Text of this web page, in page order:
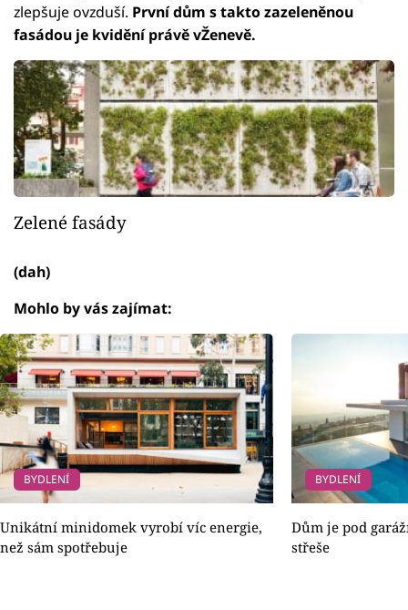
zlepšuje ovzduší. První dům s takto zazeleněnou
fasádou je kvidění právě vŽenevě.
Zelené fasády
(dah)
Mohlo by vás zajímat:
BYDLENÍ
Unikátní minidomek vyrobí víc energie,
než sám spotřebuje
BYDLENÍ
Dům je pod
střeše